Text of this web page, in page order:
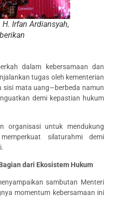
Irfan Ardiansyah,
dalam kebersamaan dan
tugas oleh kementerian
sisi mata uang—berbeda namun
demi kepastian hukum
organisasi untuk mendukung
silaturahmi demi
dari Ekosistem Hukum
sambutan Menteri
momentum kebersamaan ini